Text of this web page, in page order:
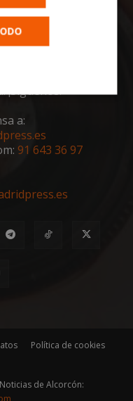
en
informado de
eventos, ocio y
¡Síguenos!
a:
91 643 36 97
Política de cookies
de Alcorcón:
de